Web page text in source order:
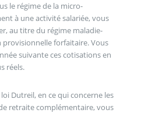
le régime de la micro-
à une activité salariée, vous
au titre du régime maladie-
forfaitaire. Vous
suivante ces cotisations en
réels.
Dutreil, en ce qui concerne les
retraite complémentaire, vous